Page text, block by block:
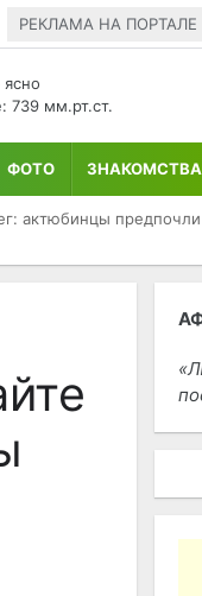
РЕКЛАМА НА ПОРТАЛЕ
ясно
739 мм.рт.ст.
ФОТО ЗНАКОМСТВА
актюбинцы предпочли